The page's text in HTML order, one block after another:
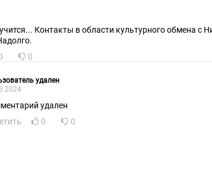
Контакты в области культурного обмена с Нидерландами
0
удален
удален
0 0